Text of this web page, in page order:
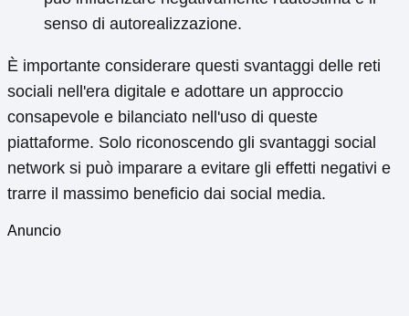
senso di autorealizzazione.
È importante considerare questi svantaggi delle reti
sociali nell'era digitale e adottare un approccio
consapevole e bilanciato nell'uso di queste
piattaforme. Solo riconoscendo gli svantaggi social
network si può imparare a evitare gli effetti negativi e
trarre il massimo beneficio dai social media.
Anuncio